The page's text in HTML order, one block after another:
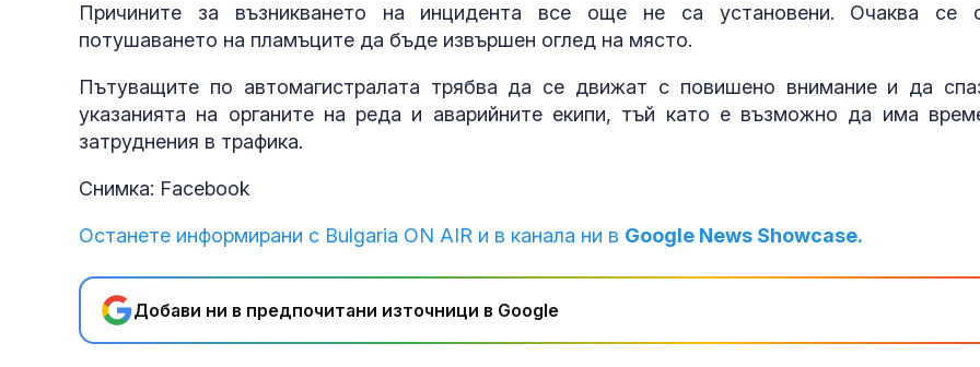
Причините за възникването на инцидента все още не са установени. Очаква се
потушаването на пламъците да бъде извършен оглед на място.
Пътуващите по автомагистралата трябва да се движат с повишено внимание и да
указанията на органите на реда и аварийните екипи, тъй като е възможно да има
затруднения в трафика.
Снимка: Facebook
Останете информирани с Bulgaria ON AIR и в канала ни в Google News Showcase.
Добави ни в предпочитани източници в Google
загинали при
масовото
украински